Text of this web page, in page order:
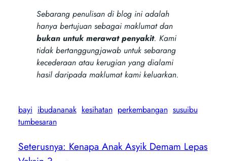
Sebarang penulisan di blog ini adalah
hanya bertujuan sebagai maklumat dan
bukan untuk merawat penyakit. Kami
tidak bertanggungjawab untuk sebarang
kecederaan atau kerugian yang dialami
hasil daripada maklumat kami keluarkan.
bayi ibudananak kesihatan perkembangan susuibu
tumbesaran
Seterusnya: Kenapa Anak Asyik Demam Lepas